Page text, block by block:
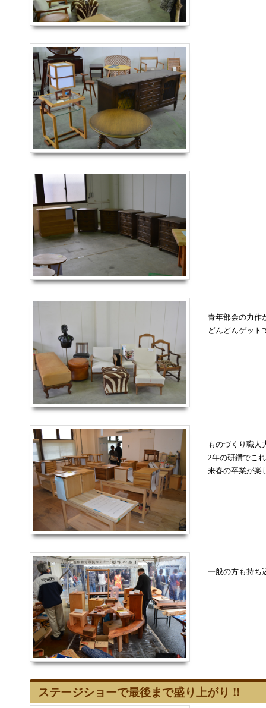
青年部会の力作
どんどんゲット
ものづくり職人
2年の研鑽でこ
来春の卒業が楽
一般の方も持ち
ステージショーで最後まで盛り上がり !!